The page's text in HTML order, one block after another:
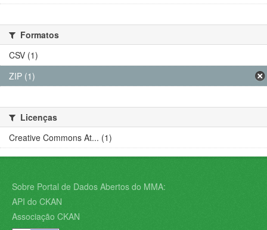
Formatos
CSV (1)
ZIP (1)
Licenças
Creative Commons At... (1)
Sobre Portal de Dados Abertos do MMA:
API do CKAN
Associação CKAN